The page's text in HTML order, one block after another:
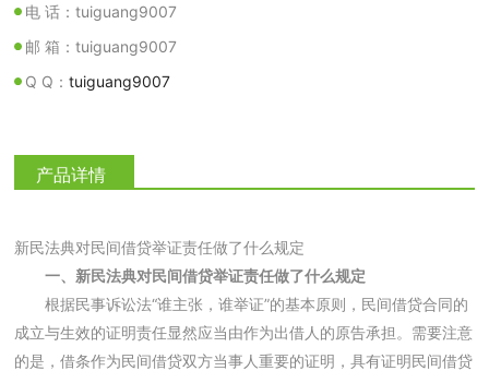
电 话：tuiguang9007
邮 箱：tuiguang9007
Q Q：tuiguang9007
产品详情
新民法典对民间借贷举证责任做了什么规定
一、新民法典对民间借贷举证责任做了什么规定
根据民事诉讼法“谁主张，谁举证”的基本原则，民间借贷合同的
成立与生效的证明责任显然应当由作为出借人的原告承担。需要注意
的是，借条作为民间借贷双方当事人重要的证明，具有证明民间借贷